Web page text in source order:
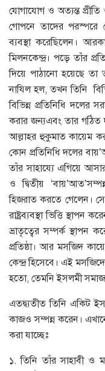
যোগাযোগ ও অত্যন্ত প্রীতি
গোপনে তাদের পরস্পরে
ব্যবস্থা করেছিলেন।
মিলনকেন্দ্র। পড়ে তাঁর
দিয়ে পাঠানো হয়েছে তা
নাযিল হল, তখন তিনি
বিভিন্ন প্রতিনিধি দলের
করার জন্যএবং তার গঠিত
আল্লাহর হুকুমাত কায়েম
কোন প্রতিনিধি দলের
তাঁর সাহায্যে এগিয়ে
ও দ্বিতীয়
হিজরাত করতে গেলেন।
রাষ্ট্রব্যবস্থা ভিত্তি
ভ্রাতৃত্বের সম্পর্ক স্থাপন
প্রতিষ্ঠা। আর মসজিদ
কেন্দ্র হিসেবে। এই
হতো, তেমনি ইসলমী সমাজ
এতদ্ব্যতীত তিনি একিট
কাজও সম্পন্ন করেন।
করা যাচ্ছেঃ
১. তিনি তাঁর সাহাবী ও